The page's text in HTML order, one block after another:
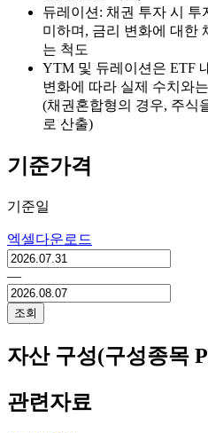
듀레이션: 채권 투자 시 투
미하며, 금리 변화에 대한
는 척도
YTM 및 듀레이션은 ETF
변화에 따라 실제 수치와
(채권혼합형의 경우, 주식
로 산출)
기준가격
기준일
엑셀다운로드
―
조회
자산 구성(구성종목
관련자료